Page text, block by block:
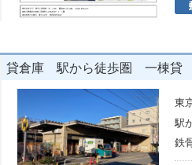
貸倉庫 駅から徒歩圏 一棟貸
東
駅
鉄